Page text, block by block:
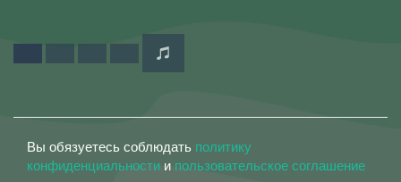
Вы обязуетесь соблюдать политику
конфиденциальности и пользовательское соглашение